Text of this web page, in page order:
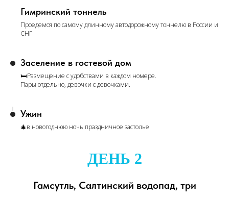
Гимринский тоннель
Проедемся по самому длинному автодорожному тоннелю в России и
СНГ
Заселение в гостевой дом
🛏Размещение с удобствами в каждом номере.
Пары отдельно, девочки с девочками.
Ужин
🎄в новогоднюю ночь праздничное застолье
ДЕНЬ 2
Гамсутль, Салтинский водопад, три